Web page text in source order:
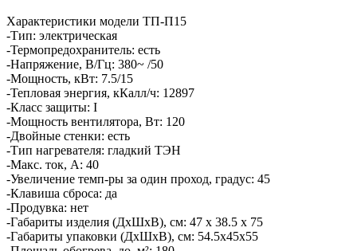
Характеристики модели ТП-П15
-Тип: электрическая
-Термопредохранитель: есть
-Напряжение, В/Гц: 380~ /50
-Мощность, кВт: 7.5/15
-Тепловая энергия, кКалл/ч: 12897
-Класс защиты: I
-Мощность вентилятора, Вт: 120
-Двойные стенки: есть
-Тип нагревателя: гладкий ТЭН
-Макс. ток, А: 40
-Увеличение темп-ры за один проход, градус: 45
-Клавиша сброса: да
-Продувка: нет
-Габариты изделия (ДхШхВ), см: 47 х 38.5 х 75
-Габариты упаковки (ДхШхВ), см: 54.5х45х55